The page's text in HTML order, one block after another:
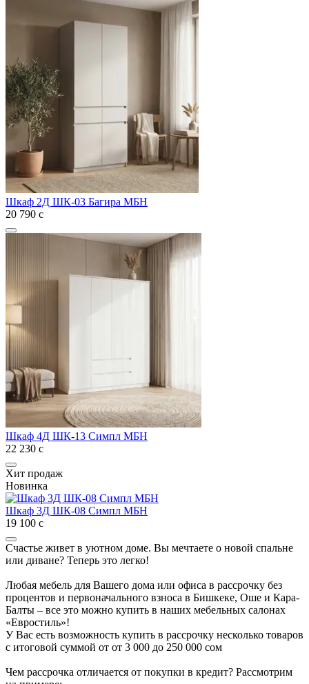
Шкаф 2Д ШК-03 Багира МБН
20 790 с
Шкаф 4Д ШК-13 Симпл МБН
22 230 с
Хит продаж
Новинка
Шкаф 3Д ШК-08 Симпл МБН
19 100 с
Счастье живет в уютном доме. Вы мечтаете о новой спальне
или диване? Теперь это легко!
Любая мебель для Вашего дома или офиса в рассрочку без
процентов и первоначального взноса в Бишкеке, Оше и Кара-
Балты – все это можно купить в наших мебельных салонах
«Евростиль»!
У Вас есть возможность купить в рассрочку несколько товаров
с итоговой суммой от от 3 000 до 250 000 сом
Чем рассрочка отличается от покупки в кредит? Рассмотрим